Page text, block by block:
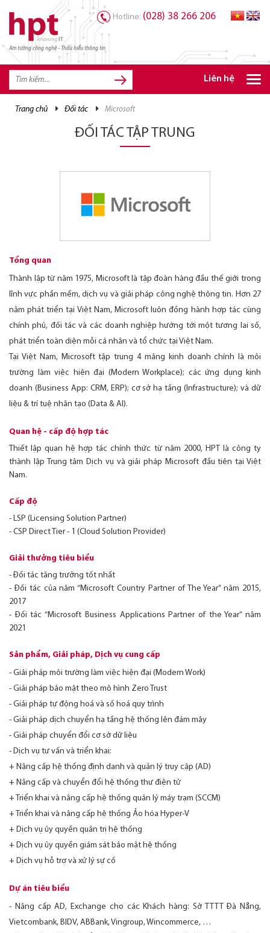
Am tường công nghệ - Thấu hiểu thông tin
Hotline: (028) 38 266 206
Liên hệ
trang chủ đối tác microsoft
ĐỐI TÁC TẬP TRUNG
Tổng quan
Thành lập từ năm 1975, Microsoft là tập đoàn hàng đầu thế giới trong
lĩnh vực phần mềm, dịch vụ và giải pháp công nghệ thông tin. Hơn 27
năm phát triển tại Việt Nam, Microsoft luôn đồng hành hợp tác cùng
chính phủ, đối tác và các doanh nghiệp hướng tới một tương lai số,
phát triển toàn diện mỗi cá nhân và tổ chức tại Việt Nam.
Tại Việt Nam, Microsoft tập trung 4 mảng kinh doanh chính là môi
trường làm việc hiện đại (Modern Workplace); các ứng dụng kinh
doanh (Business App: CRM, ERP); cơ sở hạ tầng (Infrastructure); và dữ
liệu & trí tuệ nhân tạo (Data & AI).
Quan hệ - cấp độ hợp tác
Thiết lập quan hệ hợp tác chính thức từ năm 2000, HPT là công ty
thành lập Trung tâm Dịch vụ và giải pháp Microsoft đầu tiên tại Việt
Nam.
Cấp độ
- LSP (Licensing Solution Partner)
- CSP Direct Tier - 1 (Cloud Solution Provider)
Giải thưởng tiêu biểu
- Đối tác tăng trưởng tốt nhất
- Đối tác của năm “Microsoft Country Partner of The Year” năm 2015,
2017
- Đối tác “Microsoft Business Applications Partner of the Year” năm
2021
Sản phẩm, Giải pháp, Dịch vụ cung cấp
- Giải pháp môi trường làm việc hiện đại (Modern Work)
- Giải pháp bảo mật theo mô hình Zero Trust
- Giải pháp tự động hoá và số hoá quy trình
- Giải pháp dịch chuyển hạ tầng hệ thống lên đám mây
- Giải pháp chuyển đổi cơ sở dữ liệu
- Dịch vụ tư vấn và triển khai:
+ Nâng cấp hệ thống định danh và quản lý truy cập (AD)
+ Nâng cấp và chuyển đổi hệ thống thư điện tử
+ Triển khai và nâng cấp hệ thống quản lý máy trạm (SCCM)
+ Triển khai và nâng cấp hệ thống Ảo hóa Hyper-V
+ Dịch vụ ủy quyền quản trị hệ thống
+ Dịch vụ ủy quyền giám sát bảo mật hệ thống
+ Dịch vụ hỗ trợ và xử lý sự cố
Dự án tiêu biểu
- Nâng cấp AD, Exchange cho các Khách hàng: Sở TTTT Đà Nẵng,
Vietcombank, BIDV, ABBank, Vingroup, Wincommerce, …
TRANG CHỦ
TRANG CHỦ
CƠ HỘI NGHỀ NGHIỆP